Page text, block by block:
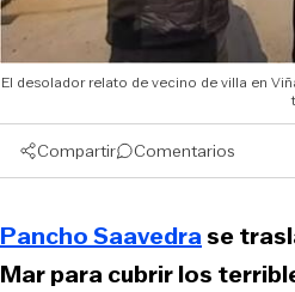
El desolador relato de vecino de villa en
Compartir Comentarios
Pancho Saavedrase
Mar para cubrir los